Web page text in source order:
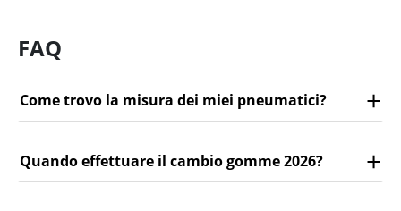
FAQ
Come trovo la misura dei miei pneumatici?
Quando effettuare il cambio gomme 2026?